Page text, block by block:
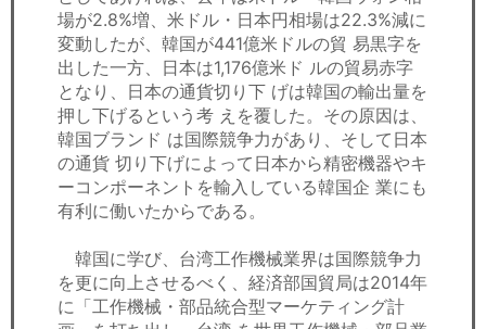
場が2.8%増、米ドル・日本円相場は22.3%減に
変動したが、韓国が441億米ドルの貿 易黒字を
出した一方、日本は1,176億米ド ルの貿易赤字
となり、日本の通貨切り下 げは韓国の輸出量を
押し下げるという考 えを覆した。その原因は、
韓国ブランド は国際競争力があり、そして日本
の通貨 切り下げによって日本から精密機器やキ
ーコンポーネントを輸入している韓国企 業にも
有利に働いたからである。
韓国に学び、台湾工作機械業界は国際競争力
を更に向上させるべく、経済部国貿局は2014年
に「工作機械・部品統合型マーケティング計